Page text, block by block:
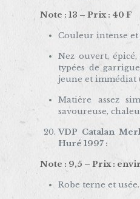
Note : 13 – Prix : 40 F
Couleur intense et
Nez ouvert,
typées de
jeune et immédiat
Matière assez
savoureuse,
VDP Catalan
Huré 1997 :
Note : 9,5 – Prix :
Robe terne et usée.